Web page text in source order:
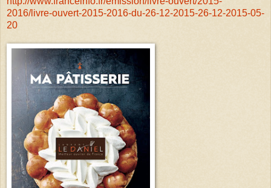
2016/livre-ouvert-2015-2016-du-26-12-2015-26-12-2015-05-
20